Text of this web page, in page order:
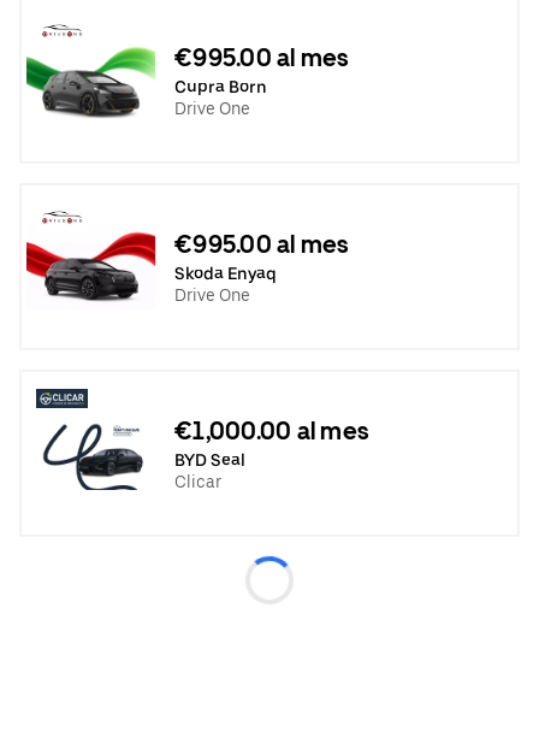
€995.00 al mes
Cupra Born
Drive One
€995.00 al mes
Skoda Enyaq
Drive One
€1,000.00 al mes
BYD Seal
Clicar